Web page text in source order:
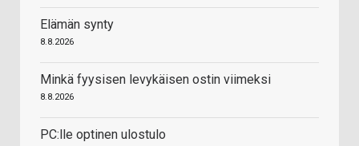
Elämän synty
8.8.2026
Minkä fyysisen levykäisen ostin viimeksi
8.8.2026
PC:lle optinen ulostulo